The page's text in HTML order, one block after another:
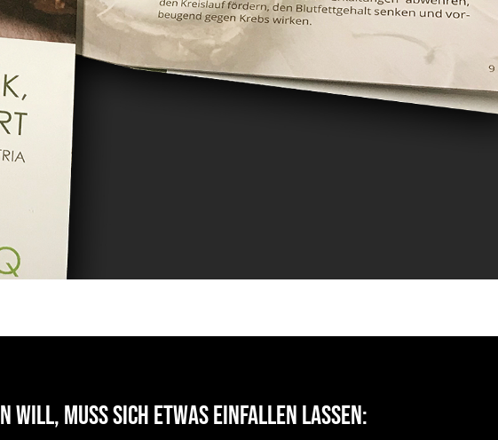
will, muss sich etwas einfallen lassen: